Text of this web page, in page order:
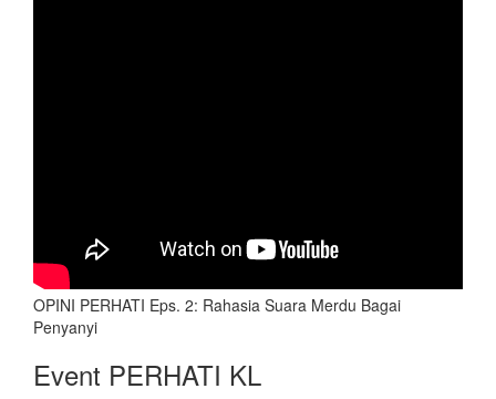
OPINI PERHATI Eps. 2: Rahasia Suara Merdu Bagai
Penyanyi
Event PERHATI KL